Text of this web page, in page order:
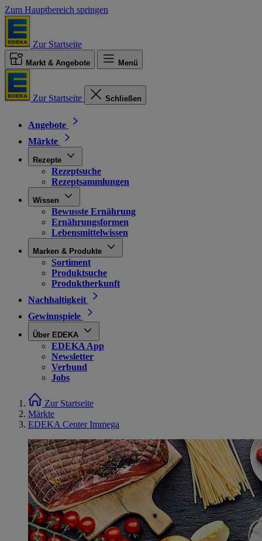
Zum Hauptbereich springen
Zur Startseite
Markt & Angebote Menü
Zur Startseite Schließen
Angebote
Märkte
Rezepte
Rezeptsuche
Rezeptsammlungen
Wissen
Bewusste Ernährung
Ernährungsformen
Lebensmittelwissen
Marken & Produkte
Sortiment
Produktsuche
Produktherkunft
Nachhaltigkeit
Gewinnspiele
Über EDEKA
EDEKA App
Newsletter
Verbund
Jobs
Zur Startseite
Märkte
EDEKA Center Immega